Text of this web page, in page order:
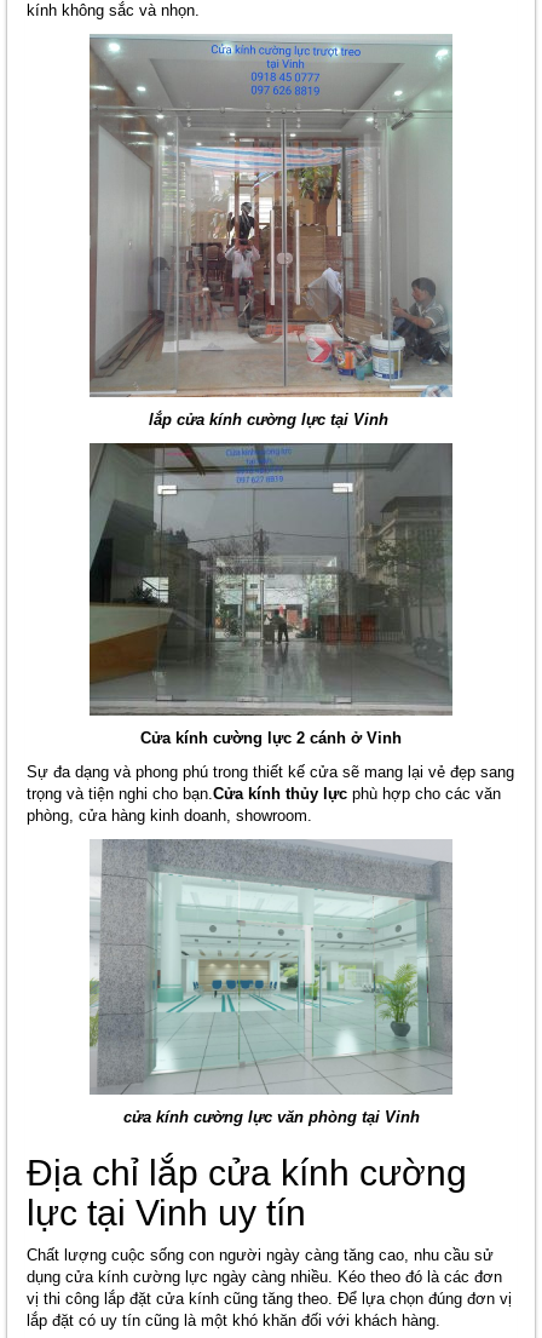
kính không sắc và nhọn.
lắp cửa kính cường lực tại Vinh
Cửa kính cường lực 2 cánh ở Vinh
Sự đa dạng và phong phú trong thiết kế cửa sẽ mang lại vẻ đẹp sang
trọng và tiện nghi cho bạn.Cửa kính thủy lực phù hợp cho các văn
phòng, cửa hàng kinh doanh, showroom.
cửa kính cường lực văn phòng tại Vinh
Địa chỉ lắp cửa kính cường
lực tại Vinh uy tín
Chất lượng cuộc sống con người ngày càng tăng cao, nhu cầu sử
dụng cửa kính cường lực ngày càng nhiều. Kéo theo đó là các đơn
vị thi công lắp đặt cửa kính cũng tăng theo. Để lựa chọn đúng đơn vị
lắp đặt có uy tín cũng là một khó khăn đối với khách hàng.